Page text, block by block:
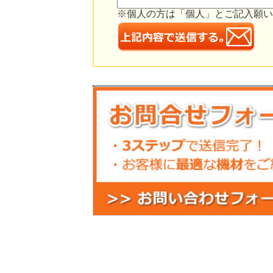
※個人の方は「個人」とご記入願